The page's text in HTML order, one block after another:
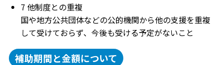
7 他制度との重複
国や地方公共団体などの公的機関から他の支援を重複
して受けておらず、今後も受ける予定がないこと
補助期間と金額について